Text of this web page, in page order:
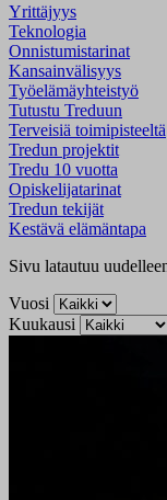
Yrittäjyys
Teknologia
Onnistumistarinat
Kansainvälisyys
Työelämäyhteistyö
Tutustu Treduun
Terveisiä toimipisteeltä
Tredun projektit
Tredu 10 vuotta
Opiskelijatarinat
Tredun tekijät
Kestävä elämäntapa
Sivu latautuu
Vuosi
Kuukausi